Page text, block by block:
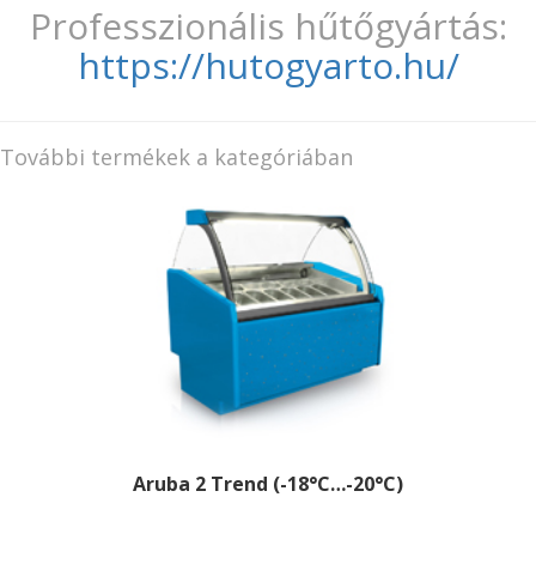
Professzionális hűtőgyártás:
https://hutogyarto.hu/
További termékek a kategóriában
Aruba 2 Trend (-18°C…-20°C)